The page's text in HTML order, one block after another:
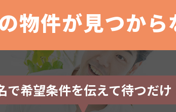
物件が見つから
で希望条件を伝えて待つだけ